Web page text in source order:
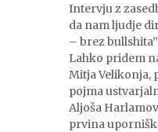
Intervju z
da nam ljudje
– brez bullshita”
Lahko pridem
Mitja Velikonja,
pojma
Aljoša
prvina